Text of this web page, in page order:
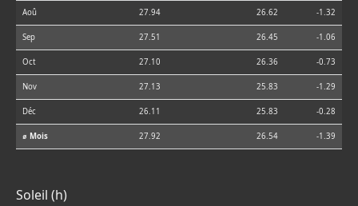
Aoû 27.94 26.62 -1.32
Sep 27.51 26.45 -1.06
Oct 27.10 26.36 -0.73
Nov 27.13 25.83 -1.29
Déc 26.11 25.83 -0.28
⌀ Mois 27.92 26.54 -1.39
Soleil (h)